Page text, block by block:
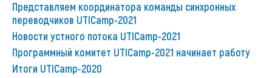
Представляем координатора команды синхронных
переводчиков UTICamp-2021
Новости устного потока UTICamp-2021
Программный комитет UTICamp-2021 начинает работу
Итоги UTICamp-2020